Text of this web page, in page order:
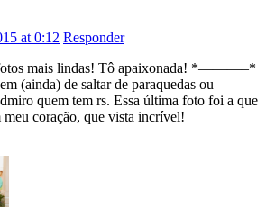
at 0:12 Responder
mais lindas! Tô apaixonada! *———–*
(ainda) de saltar de paraquedas ou
quem tem rs. Essa última foto foi a que
meu coração, que vista incrível!